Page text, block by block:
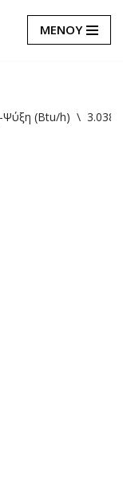
ΜΕΝΟΥ
Ψύξη (Btu/h) \